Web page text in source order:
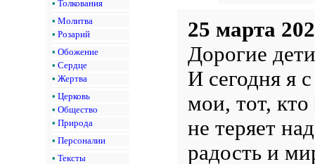
• Толкования
• Молитва
• Розарий
• Обожение
• Сердце
• Жертва
• Церковь
• Общество
• Природа
• Персоналии
• Тексты
25 марта
Дорогие
И сегодня я
мои, тот,
не теряет
радость и